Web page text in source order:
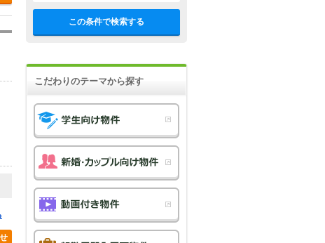
この条件で検索する
こだわりのテーマから探す